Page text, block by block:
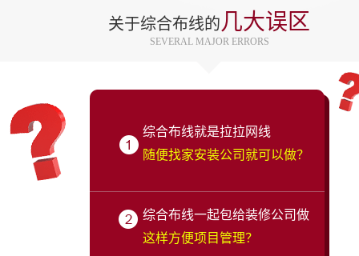
关于综合布线的几大误区
SEVERAL MAJOR ERRORS
综合布线就是拉拉网线
随便找家安装公司就可以做？
综合布线一起包给装修公司做
这样方便项目管理？